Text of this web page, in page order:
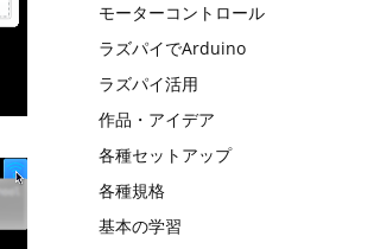
モーターコントロール
ラズパイでArduino
ラズパイ活用
作品・アイデア
各種セットアップ
各種規格
基本の学習